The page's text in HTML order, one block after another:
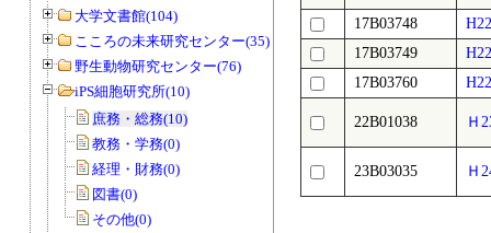
大学文書館(104)
こころの未来研究センター(35)
野生動物研究センター(76)
iPS細胞研究所(10)
庶務・総務(10)
教務・学務(0)
経理・財務(0)
図書(0)
その他(0)
17B03748
17B03749
17B03760
22B01038 Ｈ
23B03035 Ｈ